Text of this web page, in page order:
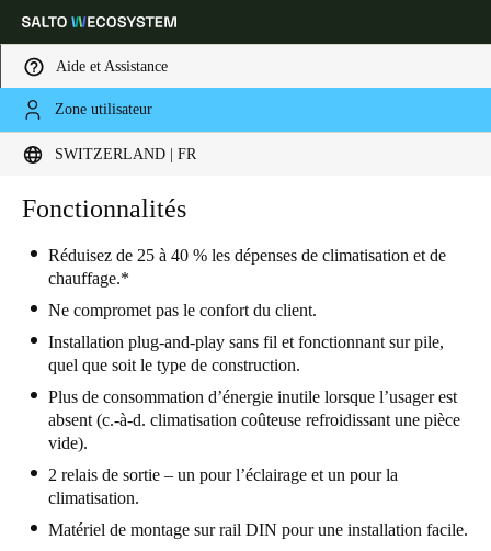
Aide et Assistance
Zone utilisateur
SWITZERLAND | FR
Sélectionnez vos paramètres de localisation et de langue
Global Europe
Switzerland|Français
Germany
Deutsch
Fonctionnalités
Réduisez de 25 à 40 % les dépenses de climatisation et de
chauffage.*
Ne compromet pas le confort du client.
Installation plug-and-play sans fil et fonctionnant sur pile,
quel que soit le type de construction.
Plus de consommation d’énergie inutile lorsque l’usager est
absent (c.-à-d. climatisation coûteuse refroidissant une pièce
vide).
2 relais de sortie – un pour l’éclairage et un pour la
climatisation.
Matériel de montage sur rail DIN pour une installation facile.